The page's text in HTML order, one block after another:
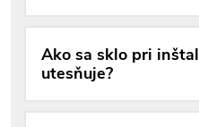
Ako sa sklo pri
utesňuje?